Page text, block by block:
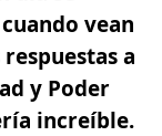
vean
a
y Poder
increíble.